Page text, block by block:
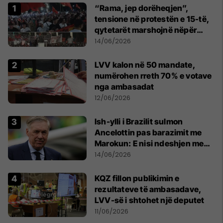
“Rama, jep dorëheqjen”,
tensione në protestën e 15-të,
qytetarët marshojnë nëpër
kryeqytet
14/06/2026
LVV kalon në 50 mandate,
numërohen rreth 70% e votave
nga ambasadat
12/06/2026
Ish-ylli i Brazilit sulmon
Ancelottin pas barazimit me
Marokun: E nisi ndeshjen me
formacionin e gabuar
14/06/2026
KQZ fillon publikimin e
rezultateve të ambasadave,
LVV-së i shtohet një deputet
11/06/2026